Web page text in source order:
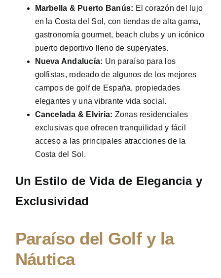
Marbella & Puerto Banús: El corazón del lujo
en la Costa del Sol, con tiendas de alta gama,
gastronomía gourmet, beach clubs y un icónico
puerto deportivo lleno de superyates.
Nueva Andalucía: Un paraíso para los
golfistas, rodeado de algunos de los mejores
campos de golf de España, propiedades
elegantes y una vibrante vida social.
Cancelada & Elviria: Zonas residenciales
exclusivas que ofrecen tranquilidad y fácil
acceso a las principales atracciones de la
Costa del Sol.
Un Estilo de Vida de Elegancia y
Exclusividad
Paraíso del Golf y la
Náutica